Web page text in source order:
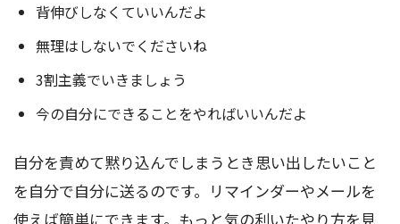
背伸びしなくていいんだよ
無理はしないでくださいね
3割主義でいきましょう
今の自分にできることをやればいいんだよ
自分を責めて黙り込んでしまうとき思い出したいこと
を自分で自分に送るのです。リマインダーやメールを
使えば簡単にできます。もっと気の利いたやり方を見